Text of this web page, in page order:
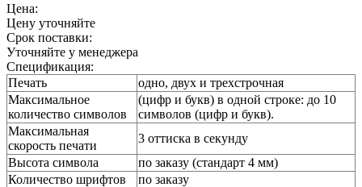
Цена:
Цену уточняйте
Срок поставки:
Уточняйте у менеджера
Спецификация:
Печать
одно, двух и трехстрочная
Максимальное
количество символов
(цифр и букв) в одной строке: до 10
символов (цифр и букв).
Максимальная
скорость печати
3 оттиска в секунду
Высота символа
по заказу (стандарт 4 мм)
Количество шрифтов
по заказу